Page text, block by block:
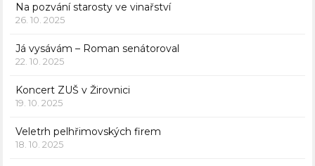
Na pozvání starosty ve vinařství
26. 10. 2025
Já vysávám – Roman senátoroval
22. 10. 2025
Koncert ZUŠ v Žirovnici
19. 10. 2025
Veletrh pelhřimovských firem
18. 10. 2025